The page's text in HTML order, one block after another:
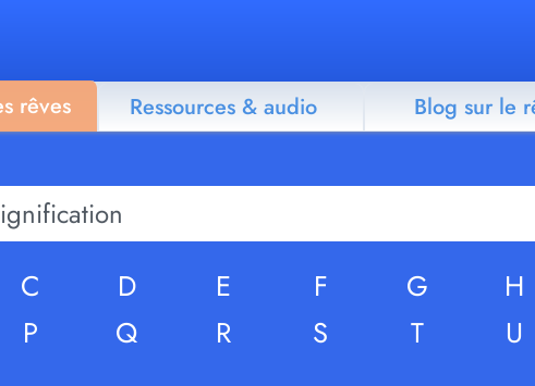
rêves Ressources & audio Blog sur le
C D E F G H
P Q R S T U